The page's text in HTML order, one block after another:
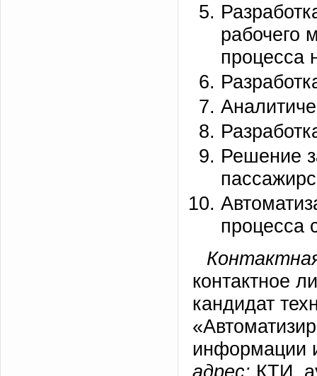
рабочего
процесса
Решение
процесса
контактное
кандидат
информации
адрес: КТИ,